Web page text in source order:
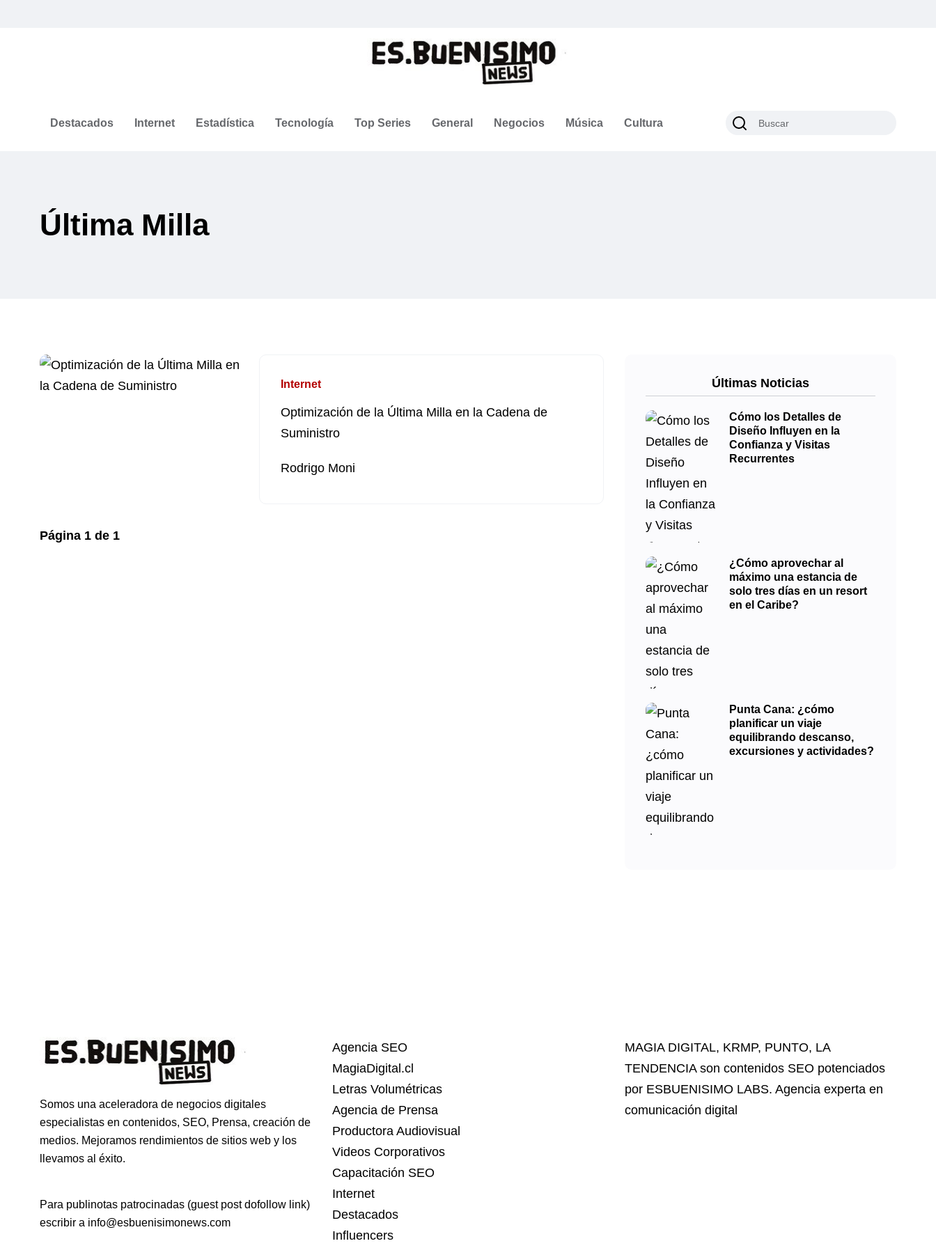
Destacados Internet Estadística Tecnología Top Series General Negocios Música Cultura
Última Milla
Internet
Optimización de la Última Milla en la Cadena de
Suministro
Rodrigo Moni
Página 1 de 1
Últimas Noticias
Cómo los Detalles de
Diseño Influyen en la
Confianza y Visitas
Recurrentes
¿Cómo aprovechar al
máximo una estancia de
solo tres días en un resort
en el Caribe?
Punta Cana: ¿cómo
planificar un viaje
equilibrando descanso,
excursiones y actividades?
Somos una aceleradora de negocios digitales
especialistas en contenidos, SEO, Prensa, creación de
medios. Mejoramos rendimientos de sitios web y los
llevamos al éxito.
Para publinotas patrocinadas (guest post dofollow link)
escribir a info@esbuenisimonews.com
Agencia SEO
MagiaDigital.cl
Letras Volumétricas
Agencia de Prensa
Productora Audiovisual
Videos Corporativos
Capacitación SEO
Internet
Destacados
Influencers
MAGIA DIGITAL, KRMP, PUNTO, LA
TENDENCIAson contenidos SEO potenciados
por ESBUENISIMO LABS. Agencia experta en
comunicación digital